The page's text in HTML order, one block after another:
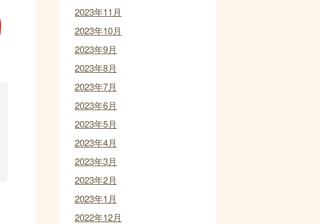
2023年11月
2023年10月
2023年9月
2023年8月
2023年7月
2023年6月
2023年5月
2023年4月
2023年3月
2023年2月
2023年1月
2022年12月